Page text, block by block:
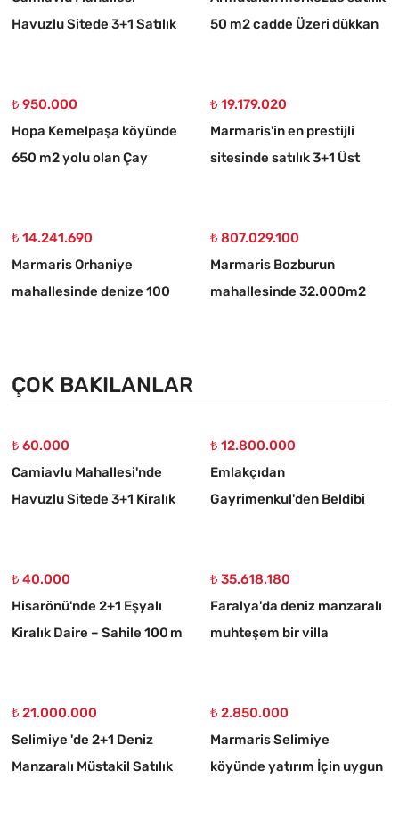
Havuzlu Sitede 3+1 Satılık
50 m2 cadde Üzeri dükkan
₺ 950.000
Hopa Kemelpaşa köyünde
650 m2 yolu olan Çay
₺ 19.179.020
Marmaris'in en prestijli
sitesinde satılık 3+1 Üst
₺ 14.241.690
Marmaris Orhaniye
mahallesinde denize 100
₺ 807.029.100
Marmaris Bozburun
mahallesinde 32.000m2
ÇOK BAKILANLAR
₺ 60.000
Camiavlu Mahallesi'nde
Havuzlu Sitede 3+1 Kiralık
₺ 12.800.000
Emlakçıdan
Gayrimenkul'den Beldibi
₺ 40.000
Hisarönü'nde 2+1 Eşyalı
Kiralık Daire – Sahile 100 m
₺ 35.618.180
Faralya'da deniz manzaralı
muhteşem bir villa
₺ 21.000.000
Selimiye 'de 2+1 Deniz
Manzaralı Müstakil Satılık
₺ 2.850.000
Marmaris Selimiye
köyünde yatırım İçin uygun